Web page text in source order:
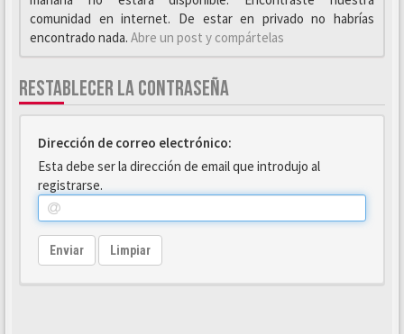
comunidad en internet. De estar en privado no habrías
encontrado nada. Abre un post y compártelas
RESTABLECER LA CONTRASEÑA
Dirección de correo electrónico:
Esta debe ser la dirección de email que introdujo al
registrarse.
Enviar Limpiar